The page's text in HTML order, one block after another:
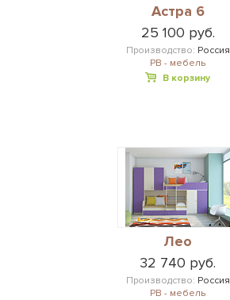
Астра 6
25 100 руб.
Производство: Россия
РВ - мебель
В корзину
Лео
32 740 руб.
Производство: Россия
РВ - мебель